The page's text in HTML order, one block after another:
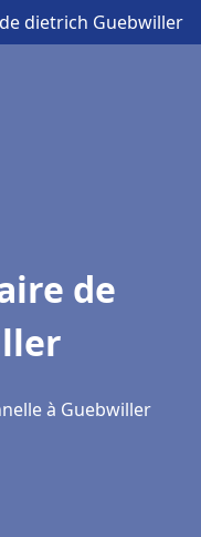
dietrich Guebwiller
de
à Guebwiller